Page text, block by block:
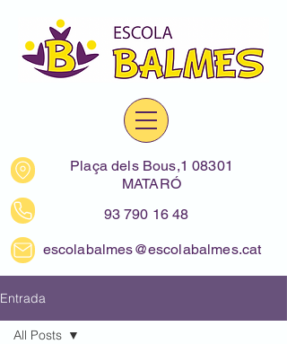
Plaça dels Bous,1 08301
MATARÓ
93 790 16 48
escolabalmes@escolabalmes.cat
Entrada
All Posts